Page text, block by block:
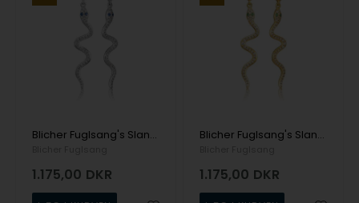
Blicher Fuglsang's Slangeøreringe med hvide og blå zirkonia
1.175,00 DKR
Blicher Fuglsang's Slangeøreringe med hvide og grønne zirkonia
1.175,00 DKR